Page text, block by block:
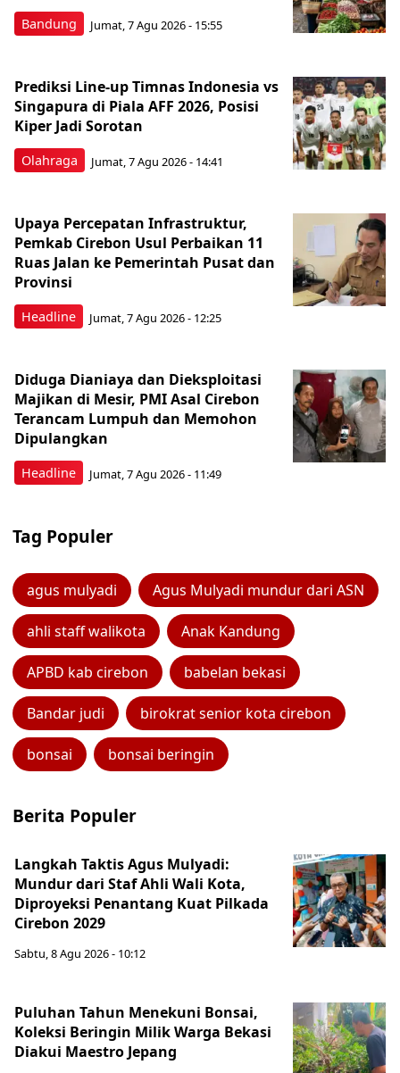
Bandung Jumat, 7 Agu 2026 - 15:55
Olahraga
Prediksi Line-up Timnas Indonesia vs
Singapura di Piala AFF 2026, Posisi
Kiper Jadi Sorotan
Jumat, 7 Agu 2026 - 14:41
Headline
Upaya Percepatan Infrastruktur,
Pemkab Cirebon Usul Perbaikan 11
Ruas Jalan ke Pemerintah Pusat dan
Provinsi
Jumat, 7 Agu 2026 - 12:25
Headline
Diduga Dianiaya dan Dieksploitasi
Majikan di Mesir, PMI Asal Cirebon
Terancam Lumpuh dan Memohon
Dipulangkan
Jumat, 7 Agu 2026 - 11:49
Tag Populer
agus mulyadi Agus Mulyadi mundur dari ASN
ahli staff walikota Anak Kandung
APBD kab cirebon babelan bekasi
Bandar judi birokrat senior kota cirebon
bonsai bonsai beringin
Berita Populer
Langkah Taktis Agus Mulyadi:
Mundur dari Staf Ahli Wali Kota,
Diproyeksi Penantang Kuat Pilkada
Cirebon 2029
Sabtu, 8 Agu 2026 - 10:12
Puluhan Tahun Menekuni Bonsai,
Koleksi Beringin Milik Warga Bekasi
Diakui Maestro Jepang